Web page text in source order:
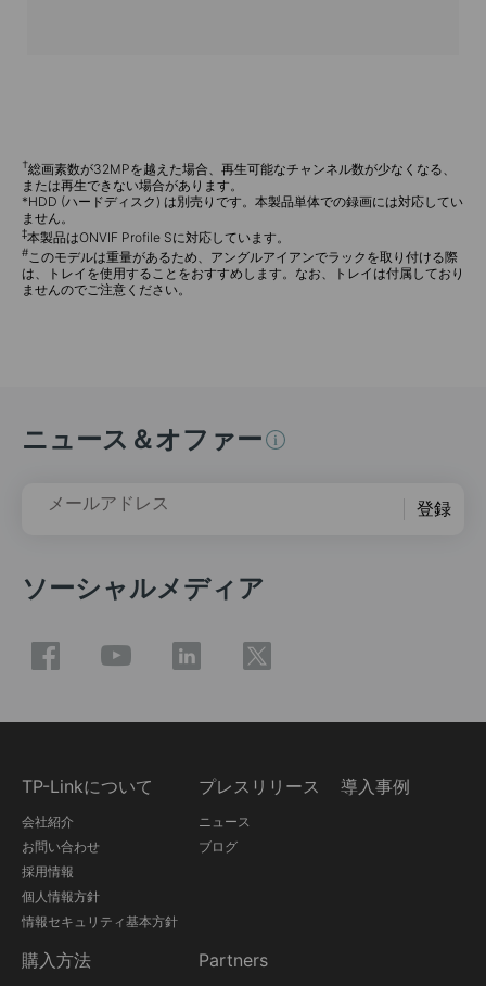
†総画素数が32MPを越えた場合、再生可能なチャンネル数が少なくなる、
または再生できない場合があります。
*HDD (ハードディスク) は別売りです。本製品単体での録画には対応してい
ません。
‡本製品はONVIF Profile Sに対応しています。
# このモデルは重量があるため、アングルアイアンでラックを取り付ける際
は、トレイを使用することをおすすめします。なお、トレイは付属しており
ませんのでご注意ください。
ニュース＆オファー
メールアドレス 登録
ソーシャルメディア
TP-Linkについて
会社紹介
お問い合わせ
採用情報
個人情報方針
情報セキュリティ基本方針
プレスリリース
ニュース
ブログ
導入事例
購入方法 Partners